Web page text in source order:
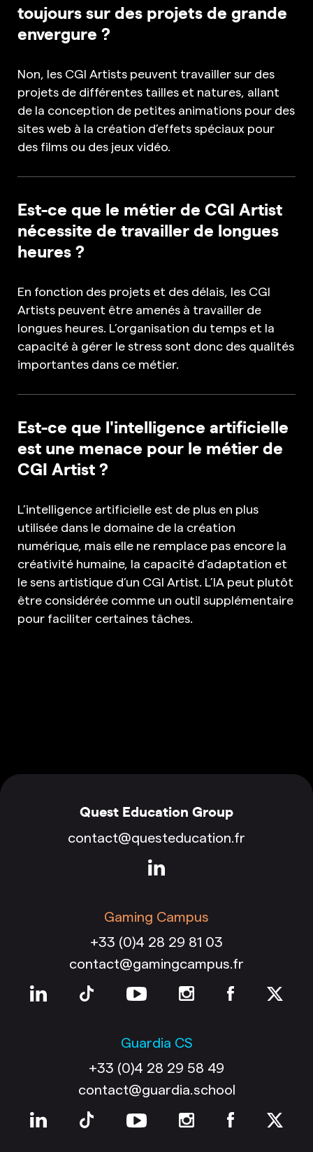
toujours sur des projets de grande
envergure ?
Non, les CGI Artists peuvent travailler sur des
projets de différentes tailles et natures, allant
de la conception de petites animations pour des
sites web à la création d’effets spéciaux pour
des films ou des jeux vidéo.
Est-ce que le métier de CGI Artist
nécessite de travailler de longues
heures ?
En fonction des projets et des délais, les CGI
Artists peuvent être amenés à travailler de
longues heures. L’organisation du temps et la
capacité à gérer le stress sont donc des qualités
importantes dans ce métier.
Est-ce que l'intelligence artificielle
est une menace pour le métier de
CGI Artist ?
L’intelligence artificielle est de plus en plus
utilisée dans le domaine de la création
numérique, mais elle ne remplace pas encore la
créativité humaine, la capacité d’adaptation et
le sens artistique d’un CGI Artist. L’IA peut plutôt
être considérée comme un outil supplémentaire
pour faciliter certaines tâches.
Quest Education Group
contact@questeducation.fr
Gaming Campus
+33 (0)4 28 29 81 03
contact@gamingcampus.fr
Guardia CS
+33 (0)4 28 29 58 49
contact@guardia.school